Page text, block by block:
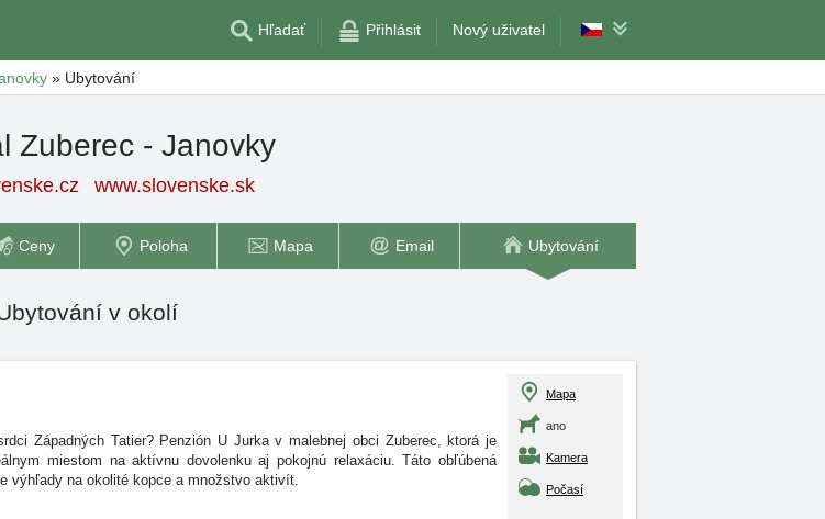
Hľadať Přihlásit Nový uživatel
» Ubytování
Zuberec - Janovky
www.slovenske.sk
Ceny Poloha Mapa Email Ubytování
v okolí
Západných Tatier? Penzión U Jurka v malebnej obci Zuberec, ktorá je
miestom na aktívnu dovolenku aj pokojnú relaxáciu. Táto obľúbená
výhľady na okolité kopce a množstvo aktivít.
Mapa
ano
Kamera
Počasí